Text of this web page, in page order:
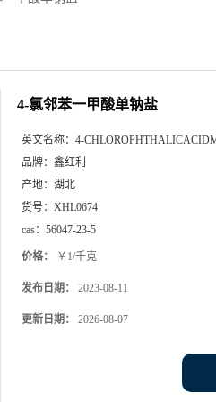
4-氯邻苯一甲酸单钠盐
英文名称： 4-
品牌： 鑫红利
产地： 湖北
货号： XHL0674
cas： 56047-23-5
价格： ￥1/千克
发布日期： 2023-08-11
更新日期： 2026-08-07